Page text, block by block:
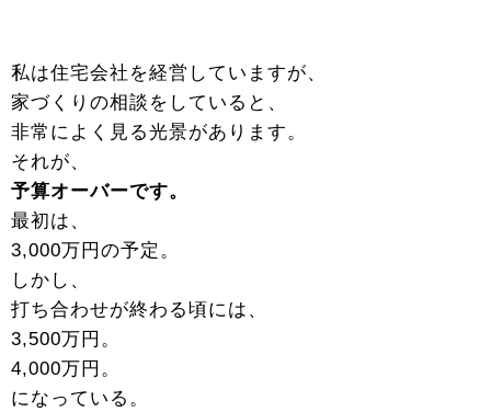
私は住宅会社を経営していますが、
家づくりの相談をしていると、
非常によく見る光景があります。
それが、
予算オーバーです。
最初は、
3,000万円の予定。
しかし、
打ち合わせが終わる頃には、
3,500万円。
4,000万円。
になっている。